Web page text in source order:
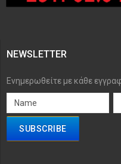
NEWSLETTER
Ενημερωθείτε με κάθε